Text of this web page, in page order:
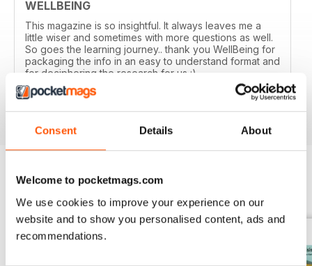
Consent Details About
Welcome to pocketmags.com
We use cookies to improve your experience on our
website and to show you personalised content, ads and
recommendations.
WELLBEING
This magazine is so insightful. It always leaves me a
little wiser and sometimes with more questions as well.
So goes the learning journey.. thank you WellBeing for
packaging the info in an easy to understand format and
for deciphering the research for us :)